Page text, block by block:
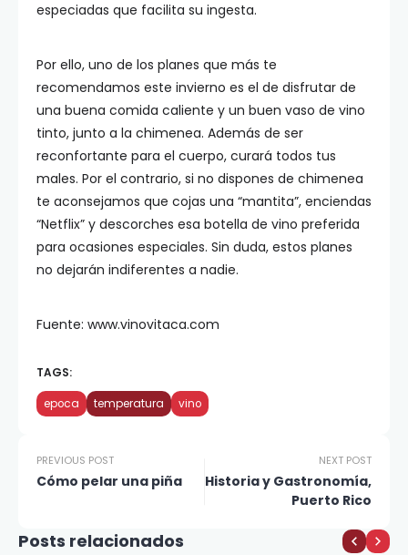
especiadas que facilita su ingesta.
Por ello, uno de los planes que más te
recomendamos este invierno es el de disfrutar de
una buena comida caliente y un buen vaso de vino
tinto, junto a la chimenea. Además de ser
reconfortante para el cuerpo, curará todos tus
males. Por el contrario, si no dispones de chimenea
te aconsejamos que cojas una “mantita”, enciendas
“Netflix” y descorches esa botella de vino preferida
para ocasiones especiales. Sin duda, estos planes
no dejarán indiferentes a nadie.
Fuente: www.vinovitaca.com
TAGS:
epoca temperatura vino
PREVIOUS POST
Cómo pelar una piña
NEXT POST
Historia y Gastronomía,
Puerto Rico
Posts relacionados